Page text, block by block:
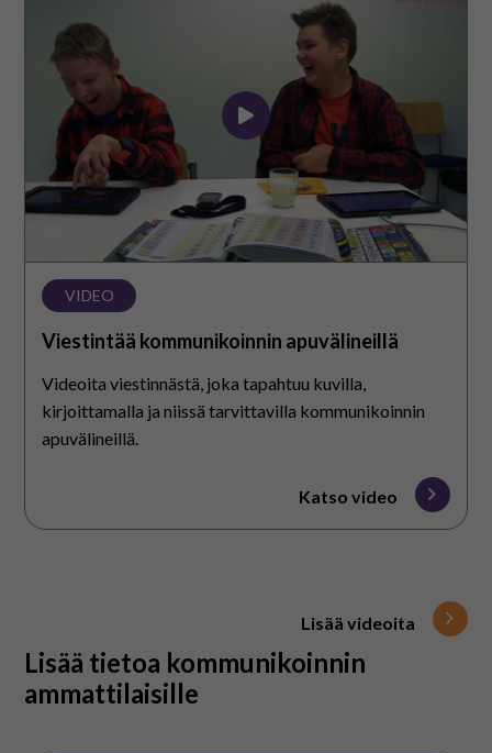
kommunikoinnin
apuvälineillä
VIDEO
Viestintää kommunikoinnin apuvälineillä
Videoita viestinnästä, joka tapahtuu kuvilla,
kirjoittamalla ja niissä tarvittavilla kommunikoinnin
apuvälineillä.
Katso video
Lisää videoita
Lisää tietoa kommunikoinnin
ammattilaisille